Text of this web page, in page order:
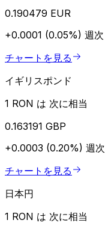
0.190479 EUR
+0.0001 (0.05%) 週次
チャートを見る
イギリスポンド
1 RON は 次に相当
0.163191 GBP
+0.0003 (0.20%) 週次
チャートを見る
日本円
1 RON は 次に相当